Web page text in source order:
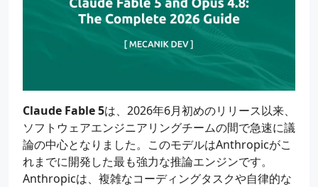
Claude Fable 5は、2026年6月初めのリリース以来、
ソフトウェアエンジニアリングチームの間で急速に議
論の中心となりました。このモデルはAnthropicがこ
れまでに開発した最も強力な推論エンジンです。
Anthropicは、複雑なコーディングタスクや自律的な